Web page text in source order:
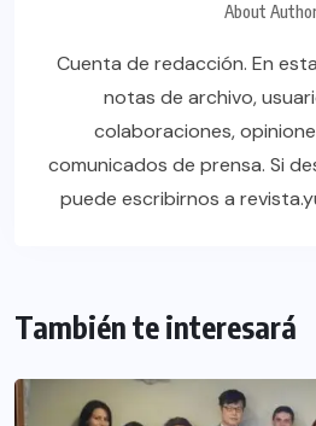
About Author
Cuenta de redacción. En
notas de archivo,
colaboraciones,
comunicados de prensa. Si
puede escribirnos a
También te interesará